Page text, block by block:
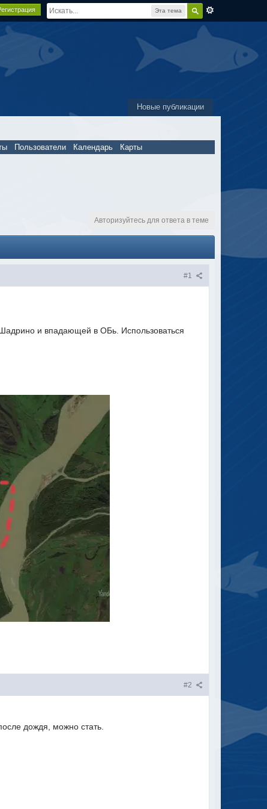
Эта тема
Новые публикации
Пользователи Календарь Карты
Авторизуйтесь для ответа в теме
#1
Шадрино и впадающей в ОБь. Использоваться
#2
дождя, можно стать.